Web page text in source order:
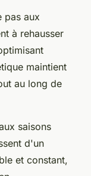
pas aux
à rehausser
maintient
au long de
saisons
d'un
et constant,